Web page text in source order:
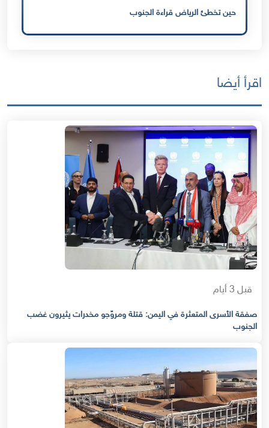
حين تخطئ الرياض قراءة الجنوب
اقرأ أيضا
قبل 3 أيام
صفقة الأسرى المتعثرة في اليمن: قتلة ومروّجو مخدرات يثيرون غضب
الجنوب